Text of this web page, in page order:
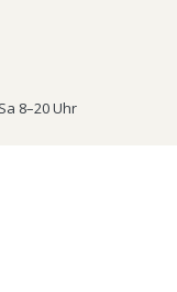
8–20 Uhr